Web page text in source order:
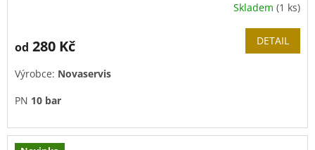
Skladem (1 ks)
od 280 Kč DETAIL
Výrobce: Novaservis
PN 10 bar